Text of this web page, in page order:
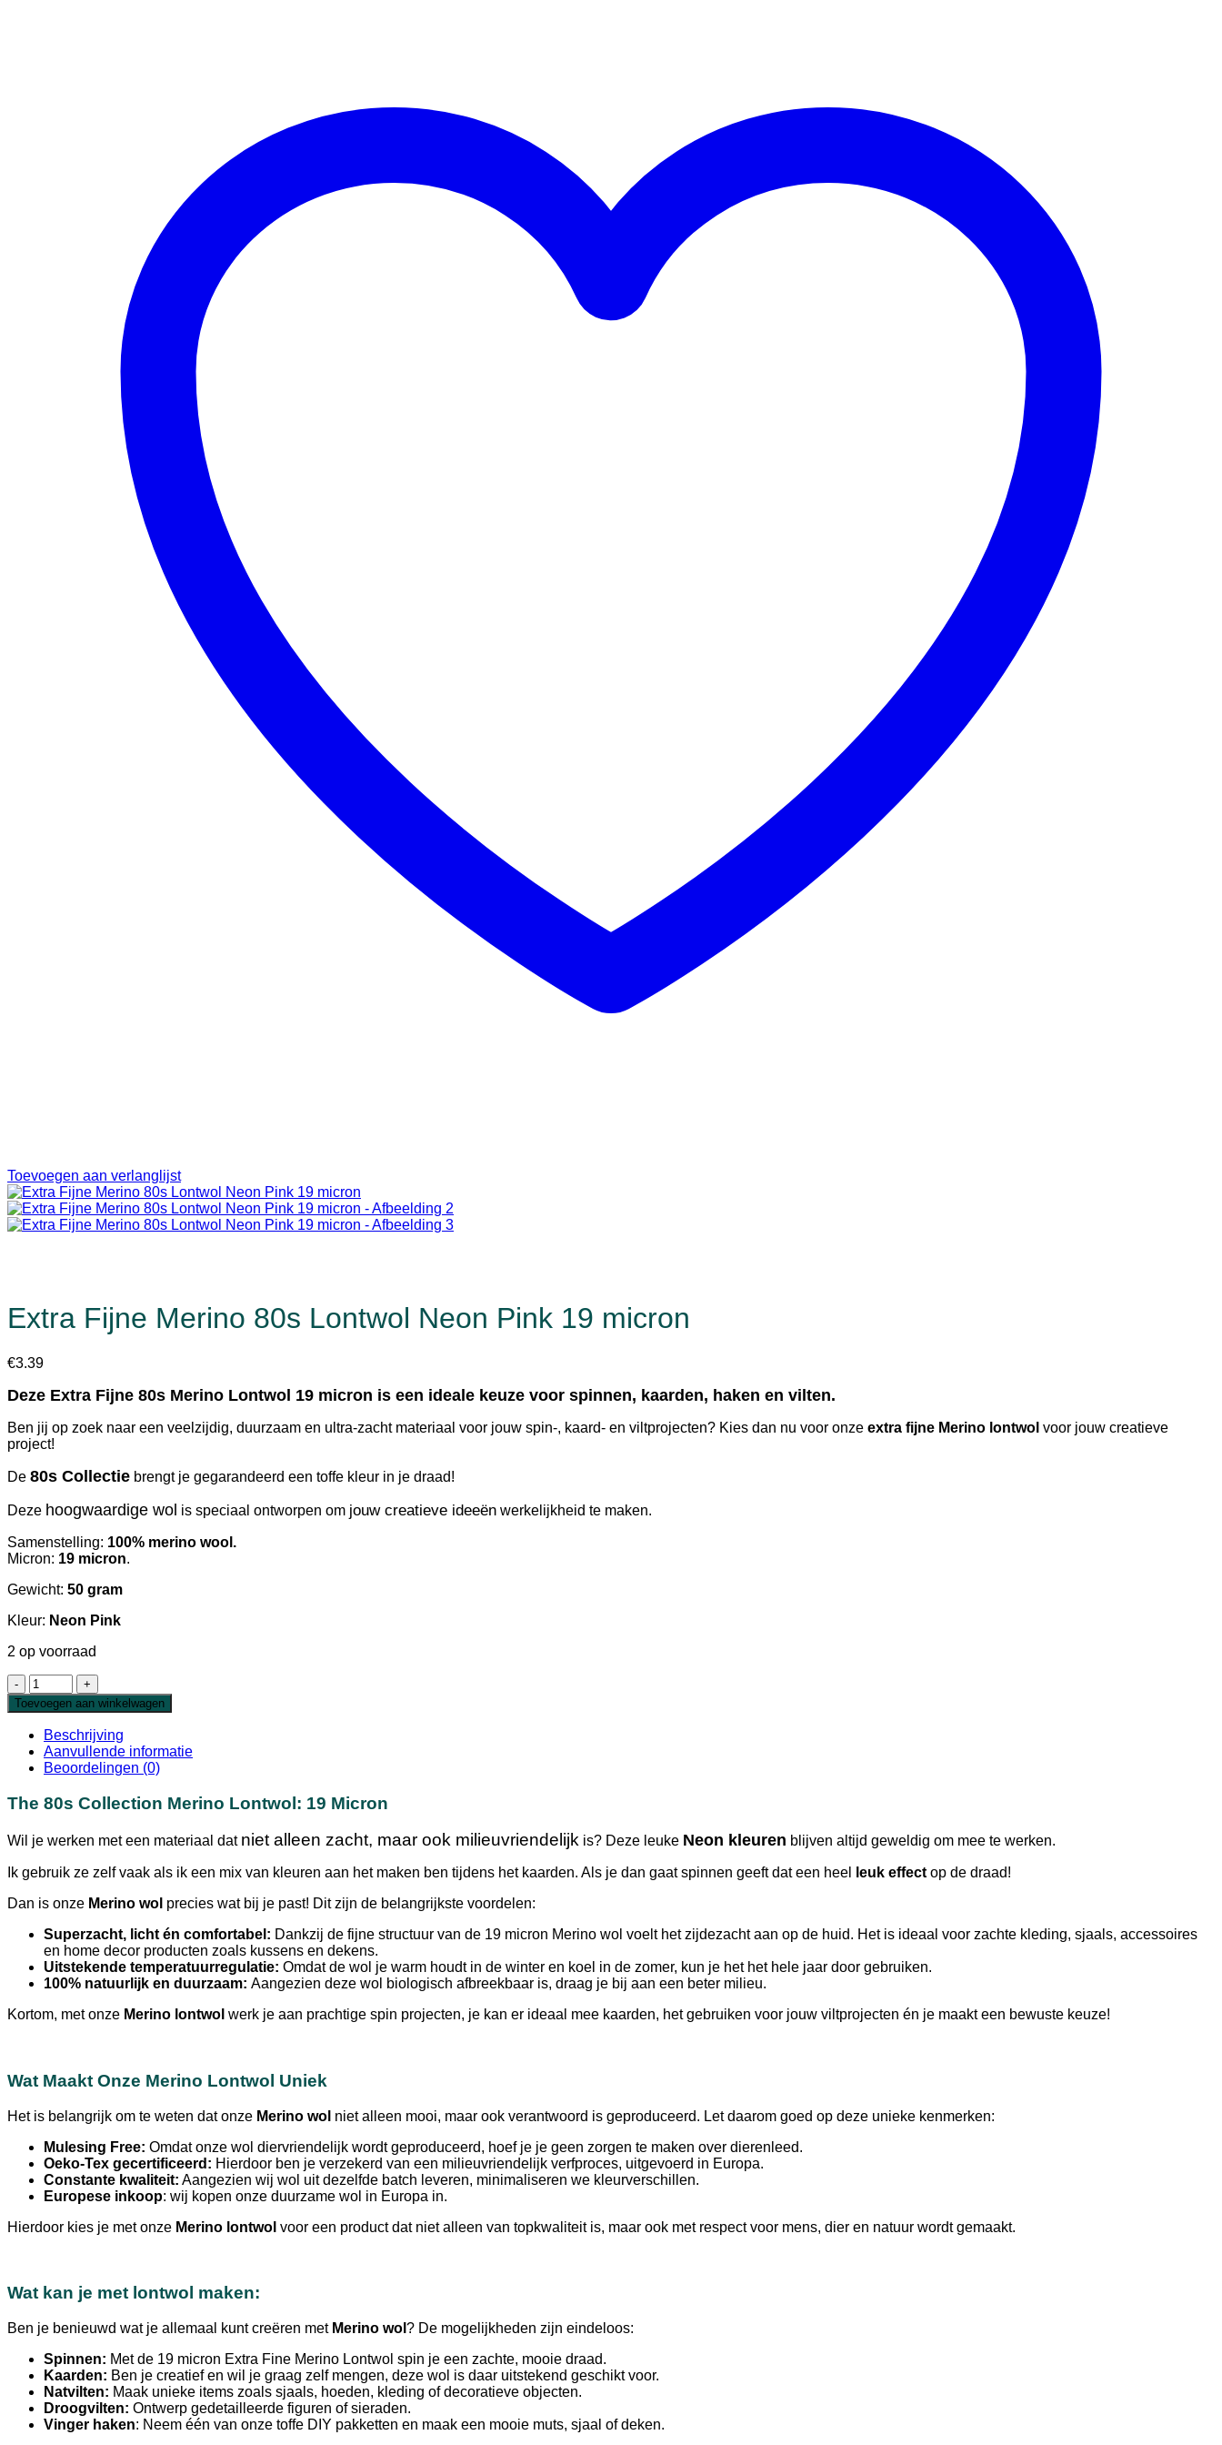
Toevoegen aan verlanglijst
Extra Fijne Merino 80s Lontwol Neon Pink 19 micron
€3.39
Deze Extra Fijne 80s Merino Lontwol 19 micron is een ideale keuze voor spinnen, kaarden, haken en vilten.
Ben jij op zoek naar een veelzijdig, duurzaam en ultra-zacht materiaal voor jouw spin-, kaard- en viltprojecten? Kies dan nu voor onze extra fijne Merino lontwol voor jouw creatieve
project!
De 80s Collectie brengt je gegarandeerd een toffe kleur in je draad!
Deze hoogwaardige wol is speciaal ontworpen om jouw creatieve ideeën werkelijkheid te maken.
Samenstelling: 100% merino wool.
Micron: 19 micron.
Gewicht: 50 gram
Kleur: Neon Pink
2 op voorraad
Extra
Fijne
Merino
80s
Lontwol
Neon
Pink
micron
Toevoegen aan winkelwagen
Beschrijving
Aanvullende informatie
Beoordelingen (0)
The 80s Collection Merino Lontwol: 19 Micron
Wil je werken met een materiaal dat niet alleen zacht, maar ook milieuvriendelijk is? Deze leuke Neon kleuren blijven altijd geweldig om mee te werken.
Ik gebruik ze zelf vaak als ik een mix van kleuren aan het maken ben tijdens het kaarden. Als je dan gaat spinnen geeft dat een heel leuk effect op de draad!
Dan is onze Merino wol precies wat bij je past! Dit zijn de belangrijkste voordelen:
Superzacht, licht én comfortabel: Dankzij de fijne structuur van de 19 micron Merino wol voelt het zijdezacht aan op de huid. Het is ideaal voor zachte kleding, sjaals, accessoires
en home decor producten zoals kussens en dekens.
Uitstekende temperatuurregulatie: Omdat de wol je warm houdt in de winter en koel in de zomer, kun je het het hele jaar door gebruiken.
100% natuurlijk en duurzaam: Aangezien deze wol biologisch afbreekbaar is, draag je bij aan een beter milieu.
Kortom, met onze Merino lontwol werk je aan prachtige spin projecten, je kan er ideaal mee kaarden, het gebruiken voor jouw viltprojecten én je maakt een bewuste keuze!
Wat Maakt Onze Merino Lontwol Uniek
Het is belangrijk om te weten dat onze Merino wol niet alleen mooi, maar ook verantwoord is geproduceerd. Let daarom goed op deze unieke kenmerken:
Mulesing Free: Omdat onze wol diervriendelijk wordt geproduceerd, hoef je je geen zorgen te maken over dierenleed.
Oeko-Tex gecertificeerd: Hierdoor ben je verzekerd van een milieuvriendelijk verfproces, uitgevoerd in Europa.
Constante kwaliteit: Aangezien wij wol uit dezelfde batch leveren, minimaliseren we kleurverschillen.
Europese inkoop: wij kopen onze duurzame wol in Europa in.
Hierdoor kies je met onze Merino lontwol voor een product dat niet alleen van topkwaliteit is, maar ook met respect voor mens, dier en natuur wordt gemaakt.
Wat kan je met lontwol maken:
Ben je benieuwd wat je allemaal kunt creëren met Merino wol ? De mogelijkheden zijn eindeloos:
Spinnen: Met de 19 micron Extra Fine Merino Lontwol spin je een zachte, mooie draad.
Kaarden: Ben je creatief en wil je graag zelf mengen, deze wol is daar uitstekend geschikt voor.
Natvilten: Maak unieke items zoals sjaals, hoeden, kleding of decoratieve objecten.
Droogvilten: Ontwerp gedetailleerde figuren of sieraden.
Vinger haken: Neem één van onze toffe DIY pakketten en maak een mooie muts, sjaal of deken.